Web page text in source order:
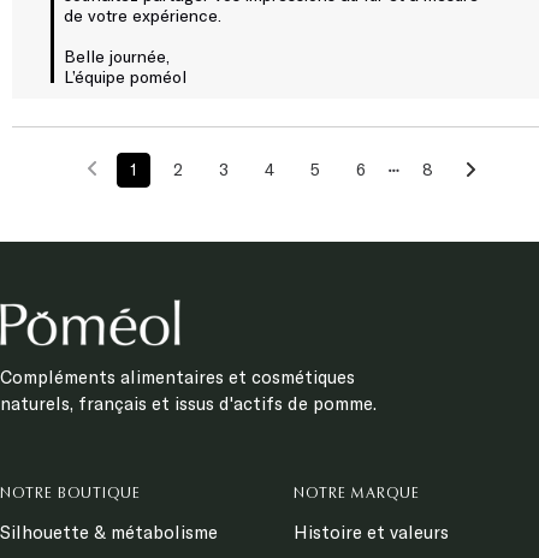
Belle journée,
L’équipe poméol
Compléments alimentaires et cosmétiques
naturels, français et issus d'actifs de pomme.
Silhouette & métabolisme
Longévité capillaire
Histoire et valeurs
Pomothérapie